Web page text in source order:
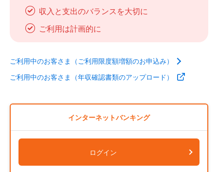
収入と支出のバランスを大切に
ご利用は計画的に
ご利用中のお客さま（ご利用限度額増額のお申込み）
ご利用中のお客さま（年収確認書類のアップロード）
インターネットバンキング
ログイン